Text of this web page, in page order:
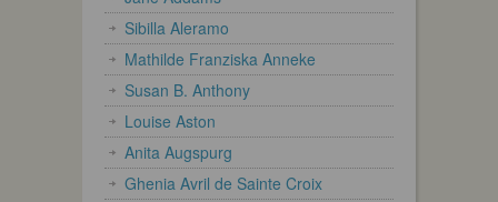
Sibilla Aleramo
Mathilde Franziska Anneke
Susan B. Anthony
Louise Aston
Anita Augspurg
Ghenia Avril de Sainte Croix